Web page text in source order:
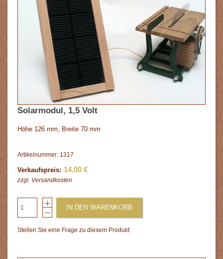
Solarmodul, 1,5 Volt
Höhe 126 mm, Breite 70 mm
Artikelnummer: 1317
Verkaufspreis: 14,00 €
zzgl. Versandkosten
IN DEN WARENKORB
Stellen Sie eine Frage zu diesem Produkt